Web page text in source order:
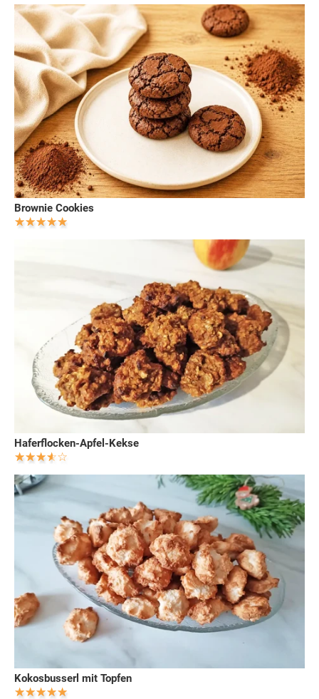
Brownie Cookies
Haferflocken-Apfel-Kekse
Kokosbusserl mit Topfen